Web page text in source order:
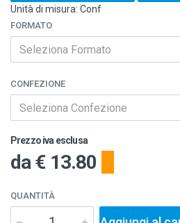
Unità di misura: Conf
FORMATO
Seleziona Formato
CONFEZIONE
Seleziona Confezione
Prezzo iva esclusa
da€ 13.80
QUANTITÀ